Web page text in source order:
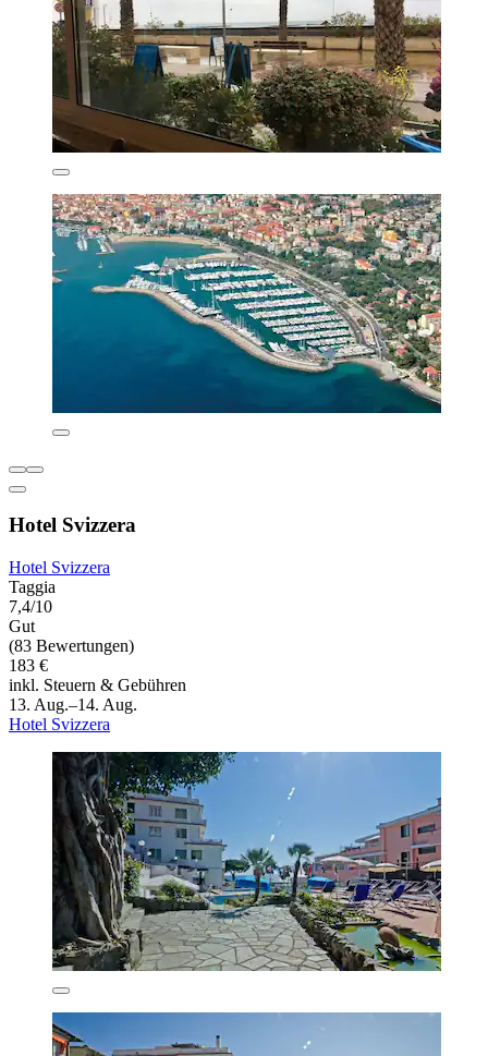
Hotel Svizzera
Hotel Svizzera
Taggia
7,4/10
Gut
(83 Bewertungen)
183 €
inkl. Steuern & Gebühren
13. Aug.–14. Aug.
Hotel Svizzera